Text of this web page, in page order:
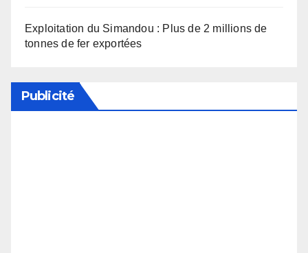
Exploitation du Simandou : Plus de 2 millions de
tonnes de fer exportées
Publicité